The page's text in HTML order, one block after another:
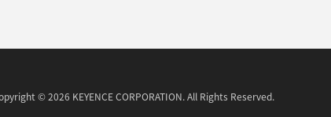
© 2026 KEYENCE CORPORATION. All Rights Reserved.